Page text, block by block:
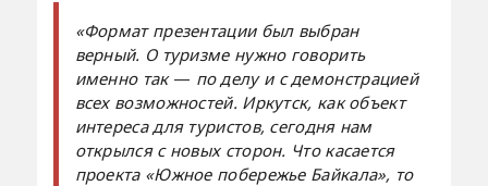
«Формат презентации был выбран
верный. О туризме нужно говорить
именно так — по делу и с демонстрацией
всех возможностей. Иркутск, как объект
интереса для туристов, сегодня нам
открылся с новых сторон. Что касается
проекта «Южное побережье Байкала», то